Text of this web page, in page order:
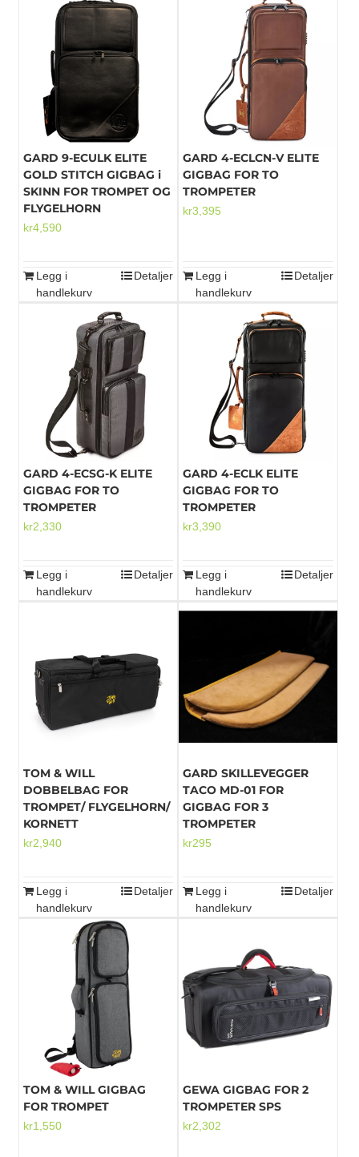
GARD 9-ECULK ELITE
GOLD STITCH GIGBAG i
SKINN FOR TROMPET OG
FLYGELHORN
kr4,590
Legg i
handlekurv
Detaljer
GARD 4-ECLCN-V ELITE
GIGBAG FOR TO
TROMPETER
kr3,395
Legg i
handlekurv
Detaljer
GARD 4-ECSG-K ELITE
GIGBAG FOR TO
TROMPETER
kr2,330
Legg i
handlekurv
Detaljer
GARD 4-ECLK ELITE
GIGBAG FOR TO
TROMPETER
kr3,390
Legg i
handlekurv
Detaljer
TOM & WILL
DOBBELBAG FOR
TROMPET/ FLYGELHORN/
KORNETT
kr2,940
Legg i
handlekurv
Detaljer
GARD SKILLEVEGGER
TACO MD-01 FOR
GIGBAG FOR 3
TROMPETER
kr295
Legg i
handlekurv
Detaljer
TOM & WILL GIGBAG
FOR TROMPET
kr1,550
GEWA GIGBAG FOR 2
TROMPETER SPS
kr2,302